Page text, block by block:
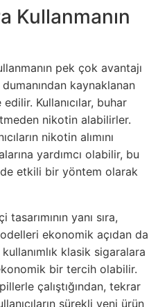
Kullanmanın
pek çok avantajı
kaynaklanan
Kullanıcılar, buhar
nikotin alabilirler.
nikotin alımını
yardımcı olabilir, bu
etkili bir yöntem olarak
yanı sıra,
ekonomik açıdan da
klasik sigaralara
bir tercih olabilir.
çalıştığından, tekrar
sürekli yeni ürün